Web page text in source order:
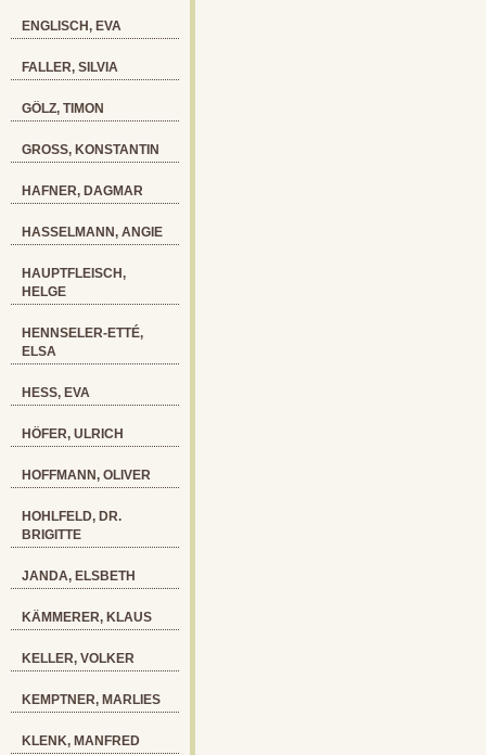
ENGLISCH, EVA
FALLER, SILVIA
GÖLZ, TIMON
GROSS, KONSTANTIN
HAFNER, DAGMAR
HASSELMANN, ANGIE
HAUPTFLEISCH,
HELGE
HENNSELER-ETTÉ,
ELSA
HESS, EVA
HÖFER, ULRICH
HOFFMANN, OLIVER
HOHLFELD, DR.
BRIGITTE
JANDA, ELSBETH
KÄMMERER, KLAUS
KELLER, VOLKER
KEMPTNER, MARLIES
KLENK, MANFRED